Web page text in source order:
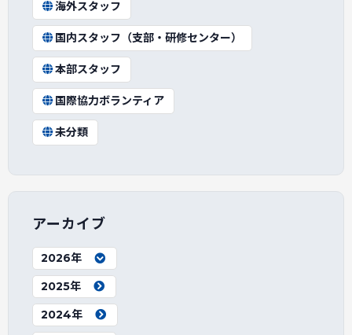
海外スタッフ
国内スタッフ（支部・研修センター）
本部スタッフ
国際協力ボランティア
未分類
アーカイブ
2026年
2025年
2024年